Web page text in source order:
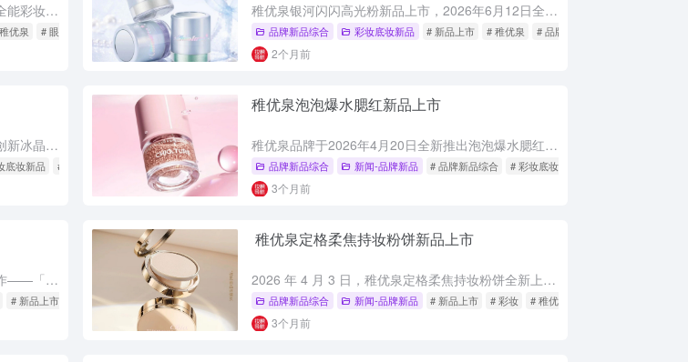
稚优泉精巧六色综合眼影盘新品上市，便携全能彩妆一盘搞定眼妆、腮红和高光。科学六色分区搭配四种质地，微米级柔雾哑光、哑光带闪、爆闪土豆泥和璀璨珠光，满足铺色、加深、提亮全流程。显色柔和，新手不易手重显脏...
优泉 # 眼影盘
稚优泉银河闪闪高光粉新品上市，2026年6月12日全新推出，最大亮点是独特的360°聚光爆闪粉体，高折光率带来不挑角度的持久闪耀效果。这款高光粉不仅可用于面部提亮，还能轻松点缀眼妆、唇妆和发丝，一物多...
品牌新品综合 彩妆底妆新品 # 新品上市 # 稚优泉 # 品牌新品
2个月前
稚优泉星河琉光果冻眼影棒新品上市，采用创新冰晶果冻质地，蕴含50%水分微囊，触肤水润Q弹，一抹呈现湿漉漉的爆闪珠光妆效。这款眼影棒平衡了高闪片与服帖度，具备防水防汗和持久锁妆性能，共推出碎金、霞光等5...
底妆新品 # 果冻眼影棒
稚优泉泡泡爆水腮红新品上市
稚优泉品牌于2026年4月20日全新推出泡泡爆水腮红。 该产品的最大亮点在于其独特的“水感泡泡”质地和高达95%的水精华基底。通过微囊包裹技术，腮红在接触皮肤的瞬间会“爆”出水珠，带来水润清凉的触感...
品牌新品综合 新闻-品牌新品 # 品牌新品综合 # 彩妆底妆新品
3个月前
2026年4月14日，稚优泉正式发布了全新力作——「超A瓶」粉底液。这款新品以“妆有底气，面面超A”为核心理念，直击持妆类底妆常见的卡粉、暗沉痛点。 据官方资料显示，「超A瓶」最大的技术突破在于采用了...
# 新品上市 # 彩妆
稚优泉定格柔焦持妆粉饼新品上市
2026 年 4 月 3 日，稚优泉定格柔焦持妆粉饼全新上市，售价69.9 元，以高性价比打造长效定妆神器。 粉饼特别添加360° 动态折光微晶柔焦粉体，微米级细腻粉质融肤不假面，搭配平衡光感色粉，自...
品牌新品综合 新闻-品牌新品 # 新品上市 # 彩妆 # 稚优泉
3个月前